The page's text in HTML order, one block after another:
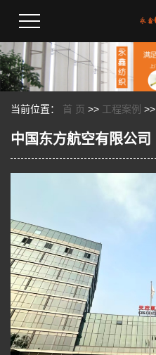
当前位置： 首 页 >> 工程案例 >>
中国东方航空有限公司